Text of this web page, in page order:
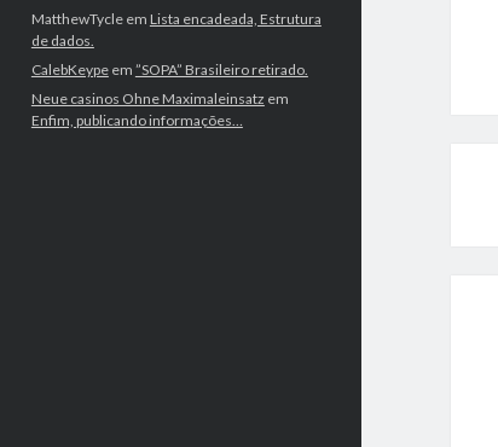
MatthewTycleem Lista encadeada, Estrutura
de dados.
CalebKeypeem ”SOPA” Brasileiro retirado.
Neue casinos Ohne Maximaleinsatz em
Enfim, publicando informações…